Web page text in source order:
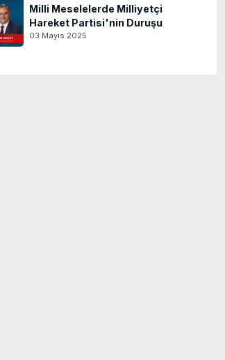
Milli Meselelerde Milliyetçi
Hareket Partisi'nin Duruşu
03 Mayıs 2025